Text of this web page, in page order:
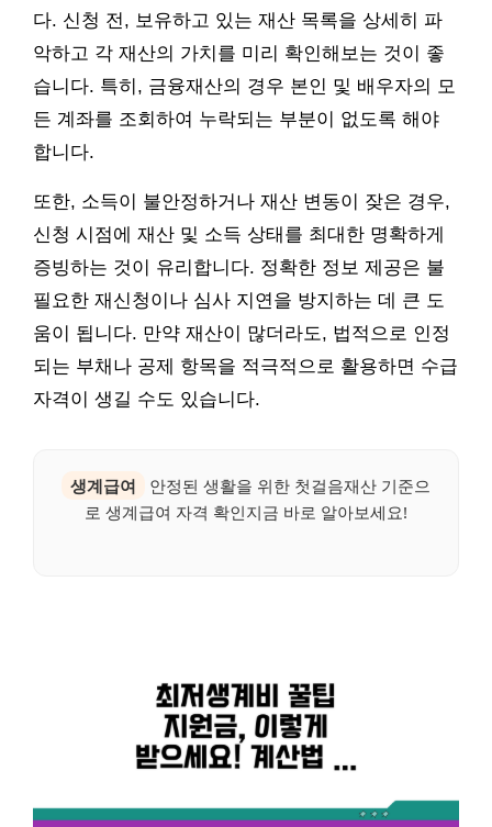
다. 신청 전, 보유하고 있는 재산 목록을 상세히 파
악하고 각 재산의 가치를 미리 확인해보는 것이 좋
습니다. 특히, 금융재산의 경우 본인 및 배우자의 모
든 계좌를 조회하여 누락되는 부분이 없도록 해야
합니다.
또한, 소득이 불안정하거나 재산 변동이 잦은 경우,
신청 시점에 재산 및 소득 상태를 최대한 명확하게
증빙하는 것이 유리합니다. 정확한 정보 제공은 불
필요한 재신청이나 심사 지연을 방지하는 데 큰 도
움이 됩니다. 만약 재산이 많더라도, 법적으로 인정
되는 부채나 공제 항목을 적극적으로 활용하면 수급
자격이 생길 수도 있습니다.
생계급여
안정된 생활을 위한 첫걸음재산 기준으
로 생계급여 자격 확인지금 바로 알아보세요!